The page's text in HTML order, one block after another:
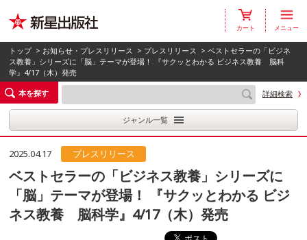
カート メニュー
トップ> お知らせ・プレスリリース > プレスリリース > ベストセラーの「ビジネ
ス教養」シリーズに「脳」テーマが登場！ 『サクッとわかる ビジネス教養 脳科
学』4/17（木）発売
本を探す
詳細検索
ジャンル一覧
2025.04.17 プレスリリース
ベストセラーの「ビジネス教養」シリーズに
「脳」テーマが登場！ 『サクッとわかる ビジ
ネス教養 脳科学』4/17（木）発売